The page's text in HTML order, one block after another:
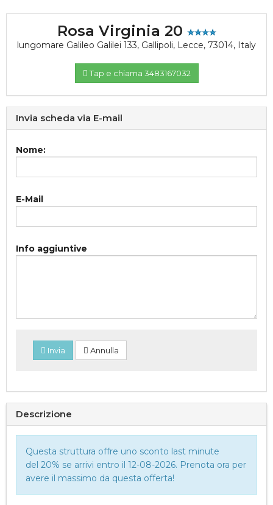
Rosa Virginia 20
lungomare Galileo Galilei 133, Gallipoli, Lecce, 73014, Italy
Tap e chiama 3483167032
Invia scheda via E-mail
Nome:
E-Mail
Info aggiuntive
Invia Annulla
Descrizione
Questa struttura offre uno sconto last minute
del 20% se arrivi entro il 12-08-2026. Prenota ora per
avere il massimo da questa offerta!